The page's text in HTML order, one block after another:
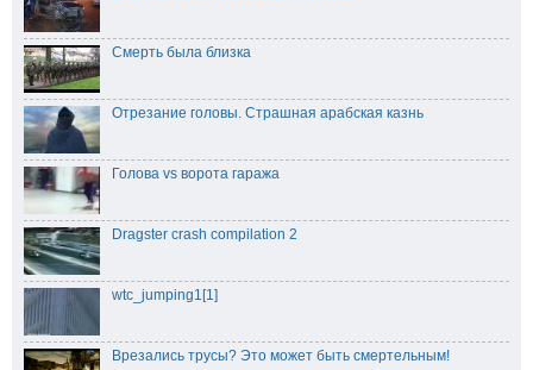
Смерть была близка
Отрезание головы. Страшная арабская казнь
Голова vs ворота гаража
Dragster crash compilation 2
wtc_jumping1[1]
Врезались трусы? Это может быть смертельным!